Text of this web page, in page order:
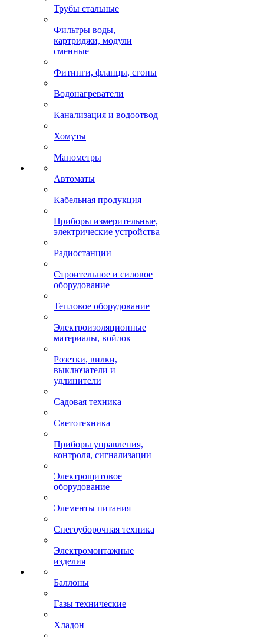
Трубы стальные
Фильтры воды,
картриджи, модули
сменные
Фитинги, фланцы, сгоны
Водонагреватели
Канализация и водоотвод
Хомуты
Манометры
Автоматы
Кабельная продукция
Приборы измерительные,
электрические устройства
Радиостанции
Строительное и силовое
оборудование
Тепловое оборудование
Электроизоляционные
материалы, войлок
Розетки, вилки,
выключатели и
удлинители
Садовая техника
Светотехника
Приборы управления,
контроля, сигнализации
Электрощитовое
оборудование
Элементы питания
Снегоуборочная техника
Электромонтажные
изделия
Баллоны
Газы технические
Хладон